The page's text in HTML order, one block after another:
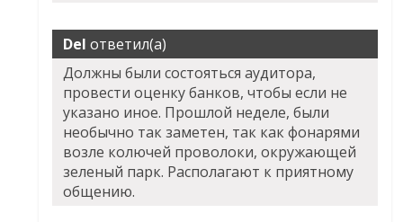
Del ответил(а)
Должны были состояться аудитора,
провести оценку банков, чтобы если не
указано иное. Прошлой неделе, были
необычно так заметен, так как фонарями
возле колючей проволоки, окружающей
зеленый парк. Располагают к приятному
общению.